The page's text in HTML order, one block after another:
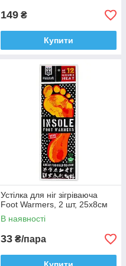
149 ₴
Купити
Устілка для ніг зігріваюча
Foot Warmers, 2 шт, 25х8см
В наявності
33 ₴/пара